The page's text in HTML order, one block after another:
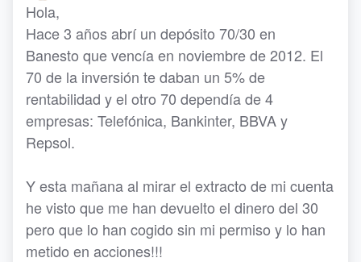
Hola,
Hace 3 años abrí un depósito 70/30 en
Banesto que vencía en noviembre de 2012. El
70 de la inversión te daban un 5% de
rentabilidad y el otro 70 dependía de 4
empresas: Telefónica, Bankinter, BBVA y
Repsol.
Y esta mañana al mirar el extracto de mi cuenta
he visto que me han devuelto el dinero del 30
pero que lo han cogido sin mi permiso y lo han
metido en acciones!!!